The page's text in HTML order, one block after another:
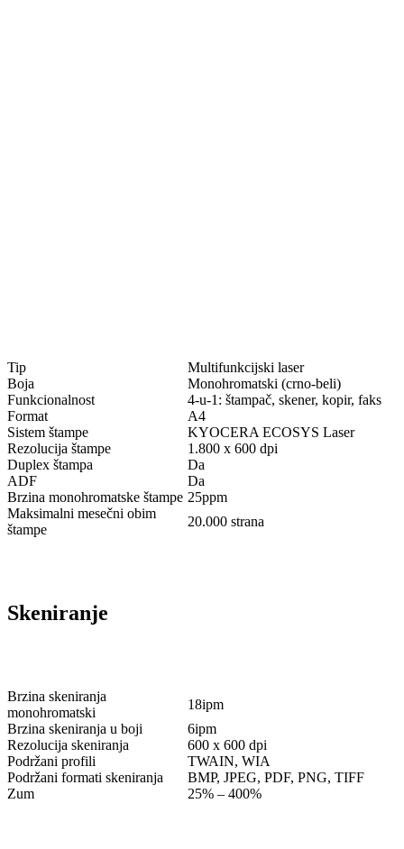
Tip
Multifunkcijski laser
Boja
Monohromatski (crno-beli)
Funkcionalnost
4-u-1: štampač, skener, kopir, faks
Format
A4
Sistem štampe
KYOCERA ECOSYS Laser
Rezolucija štampe
1.800 x 600 dpi
Duplex štampa
Da
ADF
Da
Brzina monohromatske štampe 25ppm
Maksimalni mesečni obim
štampe
20.000 strana
Skeniranje
Brzina skeniranja
monohromatski
18ipm
Brzina skeniranja u boji
6ipm
Rezolucija skeniranja
600 x 600 dpi
Podržani profili
TWAIN, WIA
Podržani formati skeniranja
BMP, JPEG, PDF, PNG, TIFF
Zum
25% – 400%